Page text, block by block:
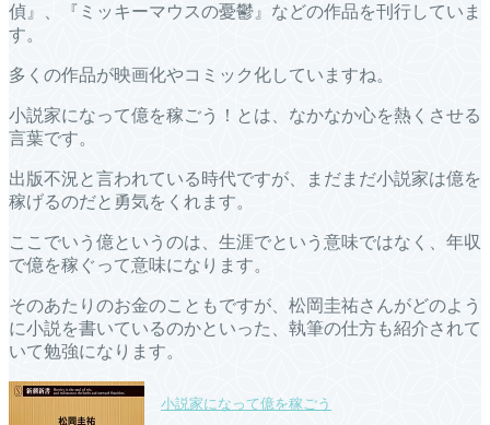
偵』、『ミッキーマウスの憂鬱』などの作品を刊行していま
す。
多くの作品が映画化やコミック化していますね。
小説家になって億を稼ごう！とは、なかなか心を熱くさせる
言葉です。
出版不況と言われている時代ですが、まだまだ小説家は億を
稼げるのだと勇気をくれます。
ここでいう億というのは、生涯でという意味ではなく、年収
で億を稼ぐって意味になります。
そのあたりのお金のこともですが、松岡圭祐さんがどのよう
に小説を書いているのかといった、執筆の仕方も紹介されて
いて勉強になります。
小説家になって億を稼ごう